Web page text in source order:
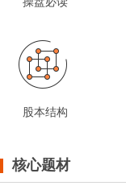
股本结构
核心题材